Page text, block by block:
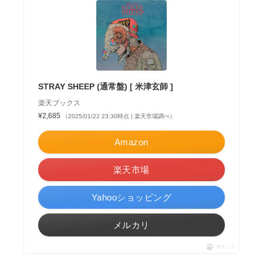
STRAY SHEEP (通常盤) [ 米津玄師 ]
楽天ブックス
¥2,685
（2025/01/22 23:30時点 | 楽天市場調べ）
Amazon
楽天市場
Yahooショッピング
メルカリ
ポチップ